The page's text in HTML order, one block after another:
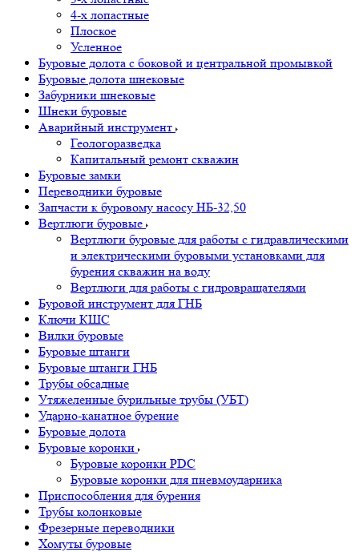
4-х лопастные
Плоское
Усленное
Буровые долота с бoковой и центральной промывкой
Буровые долота шнековые
Забурники шнековые
Шнеки буровые
Аварийный инструмент
Геологоразведка
Капитальный ремонт скважин
Буровые замки
Переводники буровые
Запчасти к буровому насосу НБ-32,50
Вертлюги буровые
Вертлюги буровые для работы с гидравлическими
и электрическими буровыми установками для
бурения скважин на воду
Вертлюги для работы с гидровращателями
Буровой инструмент для ГНБ
Ключи КШС
Вилки буровые
Буровые штанги
Буровые штанги ГНБ
Трубы обсадные
Утяжеленные бурильные трубы (УБТ)
Ударно-канатное бурение
Буровые долота
Буровые коронки
Буровые коронки PDC
Буровые коронки для пневмоударника
Приспособления для бурения
Трубы колонковые
Фрезерные переводники
Хомуты буровые